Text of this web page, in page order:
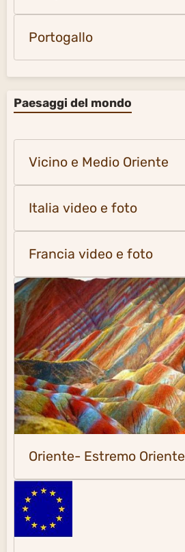
Portogallo
Paesaggi del mondo
Vicino e Medio Oriente
Italia video e foto
Francia video e foto
Oriente- Estremo Oriente